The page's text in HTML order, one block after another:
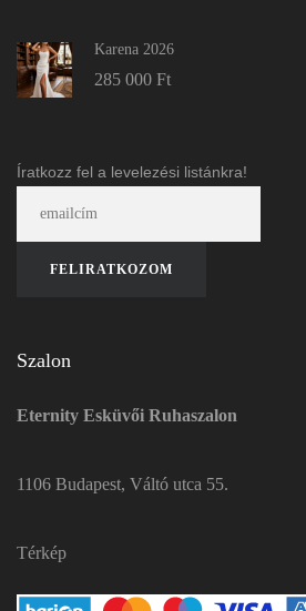
Karena 2026
285 000 Ft
Íratkozz fel a levelezési listánkra!
Szalon
Eternity Esküvői Ruhaszalon
1106 Budapest, Váltó utca 55.
Térkép